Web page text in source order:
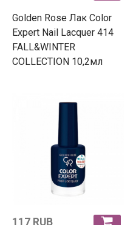
Golden Rose Лак Color
Expert Nail Lacquer 414
FALL&WINTER
COLLECTION 10,2мл
117 RUB